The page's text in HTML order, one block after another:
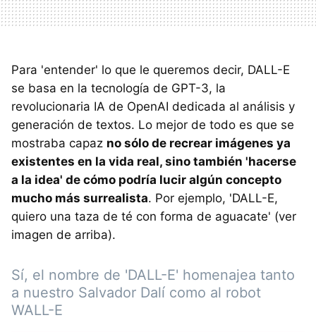
Para 'entender' lo que le queremos decir, DALL-E
se basa en la tecnología de GPT-3, la
revolucionaria IA de OpenAI dedicada al análisis y
generación de textos. Lo mejor de todo es que se
mostraba capaz no sólo de recrear imágenes ya
existentes en la vida real, sino también 'hacerse
a la idea' de cómo podría lucir algún concepto
mucho más surrealista. Por ejemplo, 'DALL-E,
quiero una taza de té con forma de aguacate' (ver
imagen de arriba).
Sí, el nombre de 'DALL-E' homenajea tanto
a nuestro Salvador Dalí como al robot
WALL-E